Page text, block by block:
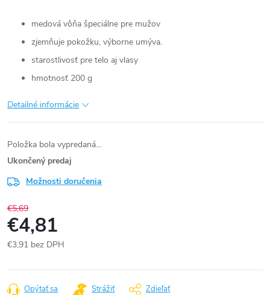
medová vôňa špeciálne pre mužov
zjemňuje pokožku, výborne umýva.
starostlivosť pre telo aj vlasy
hmotnosť 200 g
Detailné informácie
Položka bola vypredaná…
Ukončený predaj
Možnosti doručenia
€5,69
€4,81
€3,91 bez DPH
cena:
Opýtať sa Strážiť Zdieľať